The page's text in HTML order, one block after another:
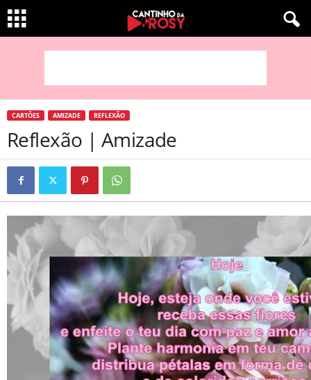
CARTÕES AMIZADE REFLEXÃO
Reflexão | Amizade